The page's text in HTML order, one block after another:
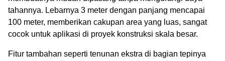
tahannya. Lebarnya 3 meter dengan panjang mencapai
100 meter, memberikan cakupan area yang luas, sangat
cocok untuk aplikasi di proyek konstruksi skala besar.
Fitur tambahan seperti tenunan ekstra di bagian tepinya